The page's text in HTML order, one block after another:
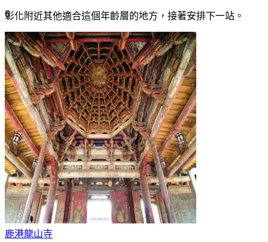
6
7+
彰化附近其他適合這個年齡層的地方，接著安排下一站。
鹿港龍山寺